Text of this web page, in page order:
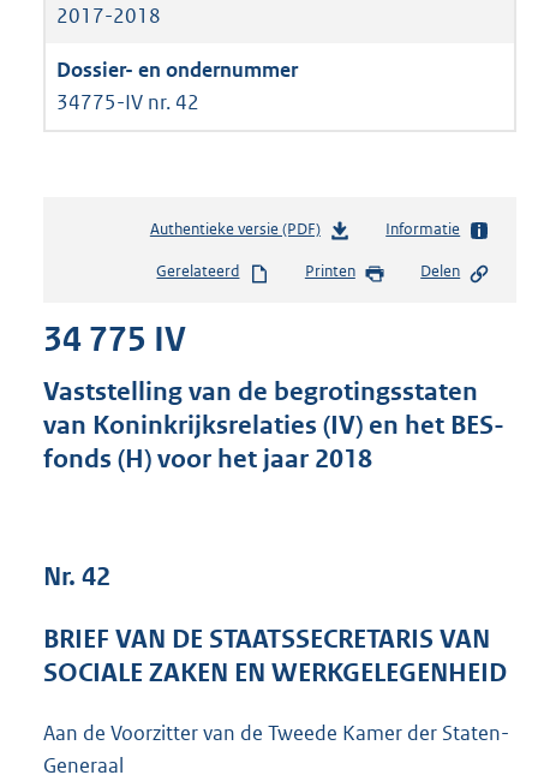
2017-2018
34775-IV nr. 42
Authentieke versie (PDF)b
s
s
g
r
3
K
Informatie
Gerelateerd Printen Delen
34 775 IV
Vaststelling van de begrotingsstaten
van Koninkrijksrelaties (IV) en het BES-
fonds (H) voor het jaar 2018
Nr. 42
BRIEF VAN DE STAATSSECRETARIS VAN
SOCIALE ZAKEN EN WERKGELEGENHEID
Aan de Voorzitter van de Tweede Kamer der Staten-
Generaal